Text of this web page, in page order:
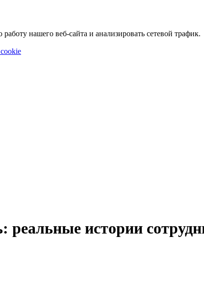
нашего веб-сайта и анализировать сетевой трафик.
реальные истории